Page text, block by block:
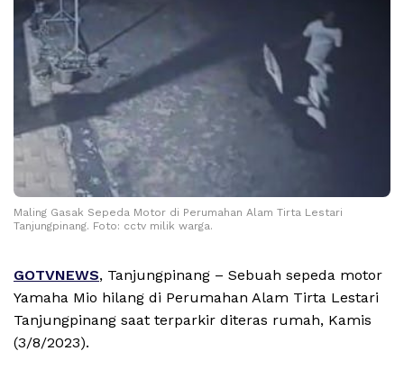
Maling Gasak Sepeda Motor di Perumahan Alam Tirta Lestari
Tanjungpinang. Foto: cctv milik warga.
GOTVNEWS, Tanjungpinang – Sebuah sepeda motor
Yamaha Mio hilang di Perumahan Alam Tirta Lestari
Tanjungpinang saat terparkir diteras rumah, Kamis
(3/8/2023).